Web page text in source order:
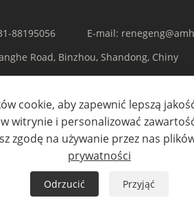
88195056 E-mail:
Road, Binzhou, Shandong, Chiny
cookie, aby zapewnić lepszą
witrynie i personalizować
zgodę na używanie przez nas
prywatności
Odrzucić Przyjąć